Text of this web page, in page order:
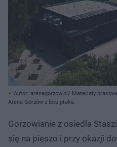
Autor: arenagorzow.pl/ Materiały
Arena Gorzów z lotu ptaka.
Gorzowianie z osiedla
się na pieszo i przy okazji